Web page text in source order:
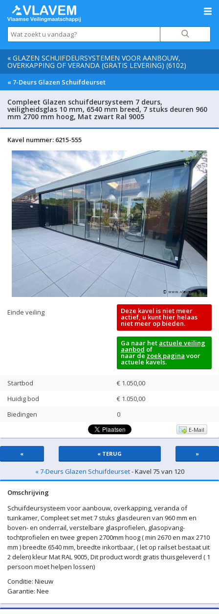
« GLAZEN SCHUIFDEURSYSTEMEN VOOR AANBOUW,
OVERKAPPING OF VERANDA (GRATIS LEVERING) (6102)
« 7-Deurs Glazen Schuifdeurset
Compleet Glazen schuifdeursysteem 7 deurs,
veiligheidsglas 10 mm, 6540 mm breed, 7 stuks deuren 960
mm 2700 mm hoog, Mat zwart Ral 9005
Kavel nummer: 6215-555
Einde veiling Deze kavel is niet meer
actief, u kunt hier helaas
niet meer op bieden.
Ga naar het actuele veiling
aanbod of
naar de zoek pagina voor
actuele kavels.
Startbod
€ 1.050,00
Huidig bod
€ 1.050,00
Biedingen
0
E-Mail
« « TERUG »
« 7-Deurs Glazen Schuifdeurset- Kavel 75 van 120
Omschrijving
Schuifdeursysteem voor aanbouw, overkapping, veranda of
tuinkamer, Compleet set met 7 stuks glasdeuren van 960 mm en
boven- en onderrail, verstelbare glasprofielen, glasopvang-
tochtprofielen en twee grepen 2700mm hoog ( min 2670 en max 2710
mm ) breedte 6540 mm, breedte inkortbaar, ( let op railset bestaat uit
2 delen) kleur Mat RAL 9005, Dit product wordt gratis thuisgeleverd ( 1
persoon moet helpen lossen)
Conditie: Nieuw
Garantie: Nee